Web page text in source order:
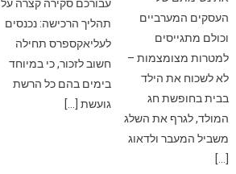
עבורכם סקירה קצרה על
תהליך הרכישה: נכנסים
לעליאקספרס תחילה
חשוב לזכור, כי במיוחד
בימים בהם כל הרשת
גועשת […]
העסקים המערביים
וכולם מתגייסים
למטרות מצומצמות –
לא לשכוח את הילד
בבית בחופשת חג
המולד, לגרף את השלג
משביל המעבר ולדאוג
[…]